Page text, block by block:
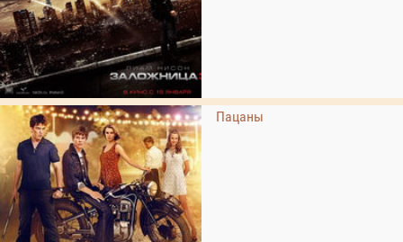
Пацаны